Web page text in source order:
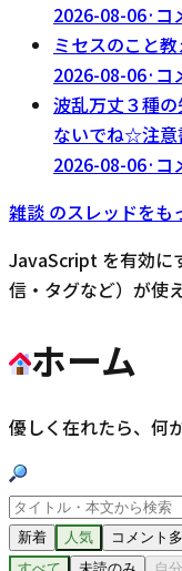
2026-08-06· コ
ミセスのこと
2026-08-06· コ
波乱万丈３種
ないでね☆注意
2026-08-06· コ
雑談 のスレッドを
JavaScript を有効に
信・タグなど）が使え
ホーム
優しく在れたら、何
新着 人気
コメント